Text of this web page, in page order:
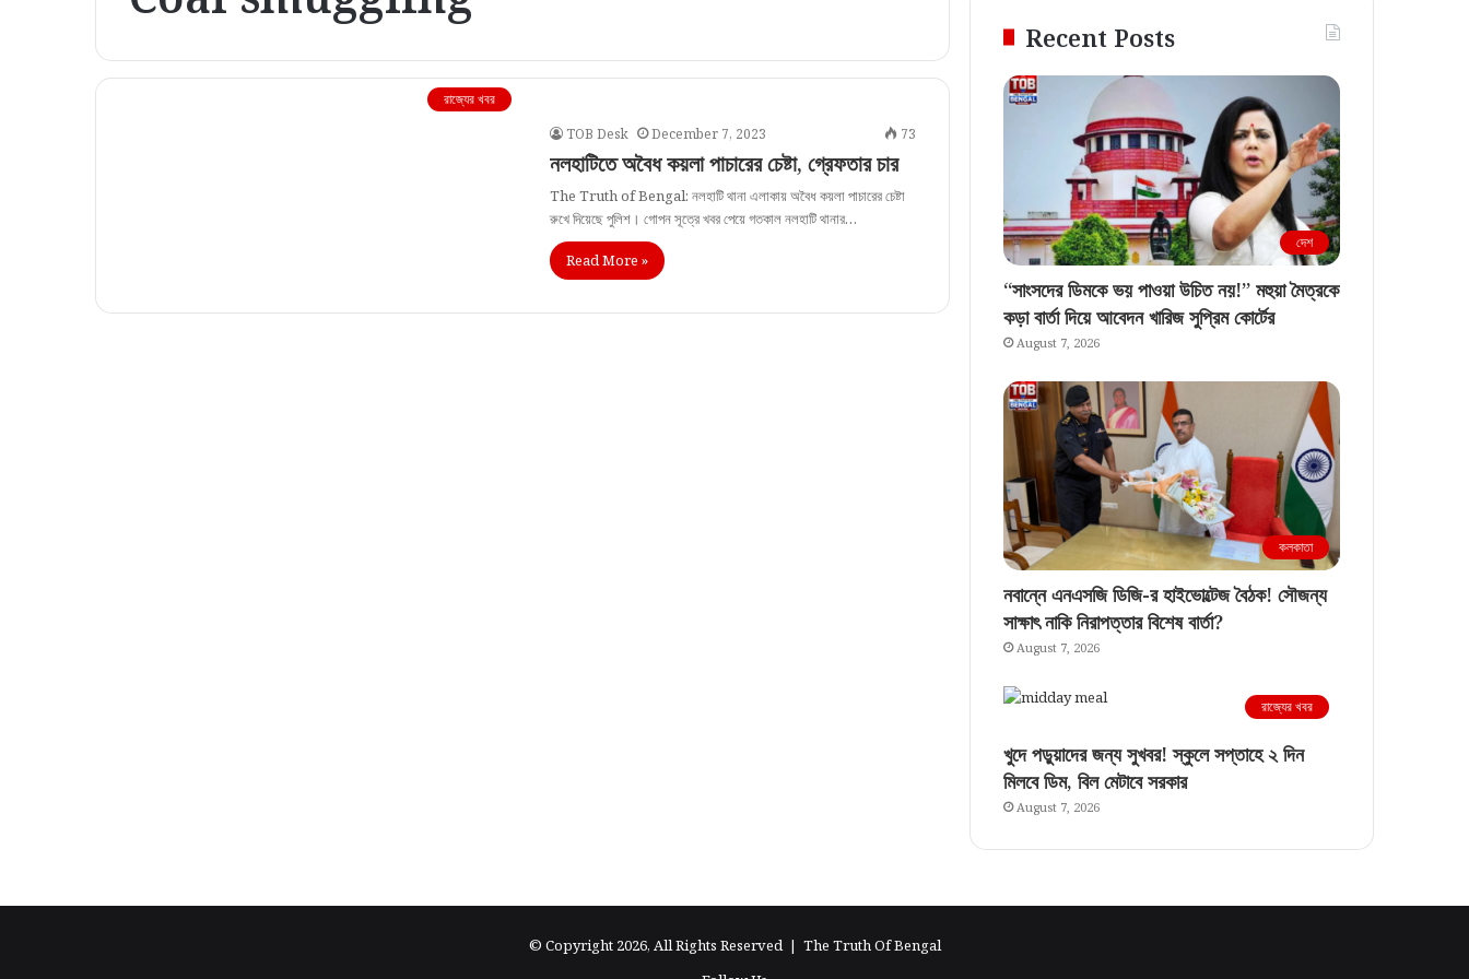
রাজ্যের খবর
TOB Desk
December 7, 2023 73
নলহাটিতে অবৈধ কয়লা পাচারের চেষ্টা, গ্রেফতার চার
The Truth of Bengal: নলহাটি থানা এলাকায় অবৈধ কয়লা পাচারের চেষ্টা
রুখে দিয়েছে পুলিশ। গোপন সূত্রে খবর পেয়ে গতকাল নলহাটি থানার…
Read More »
Recent Posts
দেশ
“সাংসদের ডিমকে ভয় পাওয়া উচিত নয়!” মহুয়া মৈত্রকে
কড়া বার্তা দিয়ে আবেদন খারিজ সুপ্রিম কোর্টের
August 7, 2026
কলকাতা
নবান্নে এনএসজি ডিজি-র হাইভোল্টেজ বৈঠক! সৌজন্য
সাক্ষাৎ নাকি নিরাপত্তার বিশেষ বার্তা?
August 7, 2026
রাজ্যের খবর
খুদে পড়ুয়াদের জন্য সুখবর! স্কুলে সপ্তাহে ২ দিন
মিলবে ডিম, বিল মেটাবে সরকার
August 7, 2026
© Copyright 2026, All Rights Reserved | The Truth Of Bengal